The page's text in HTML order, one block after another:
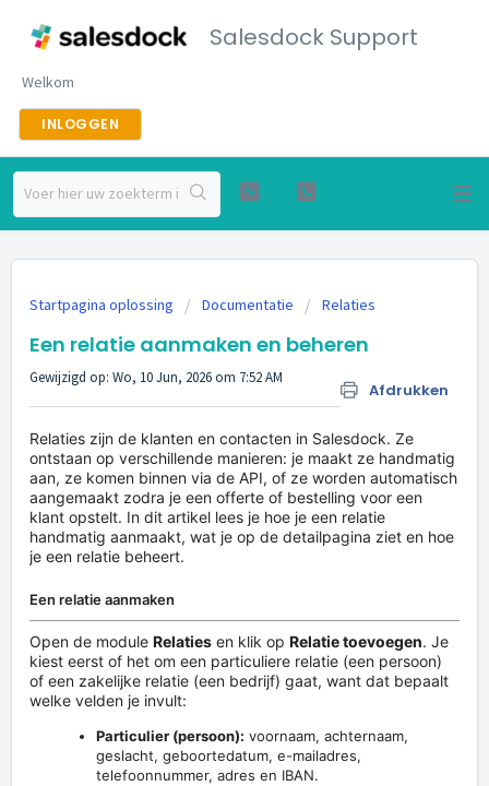
Salesdock Support
Welkom
INLOGGEN
Startpagina oplossing Documentatie Relaties
Een relatie aanmaken en beheren
Afdrukken
Gewijzigd op: Wo, 10 Jun, 2026 om 7:52 AM
Relaties zijn de klanten en contacten in Salesdock. Ze
ontstaan op verschillende manieren: je maakt ze handmatig
aan, ze komen binnen via de API, of ze worden automatisch
aangemaakt zodra je een offerte of bestelling voor een
klant opstelt. In dit artikel lees je hoe je een relatie
handmatig aanmaakt, wat je op de detailpagina ziet en hoe
je een relatie beheert.
Een relatie aanmaken
Open de module Relaties en klik op Relatie toevoegen. Je
kiest eerst of het om een particuliere relatie (een persoon)
of een zakelijke relatie (een bedrijf) gaat, want dat bepaalt
welke velden je invult:
Particulier (persoon): voornaam, achternaam,
geslacht, geboortedatum, e-mailadres,
telefoonnummer, adres en IBAN.